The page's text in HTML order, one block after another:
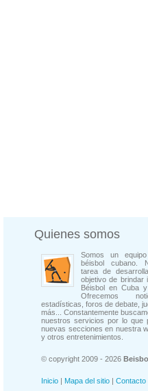
Quienes somos
Somos un
béisbol cubano.
tarea de
objetivo de brindar
Béisbol en Cuba
Ofrecemos
estadísticas, foros de debate,
más... Constantemente
nuestros servicios por lo que
nuevas secciones en nuestra
y otros entretenimientos.
© copyright 2009 - 2026
Inicio | Mapa del sitio | Contacto